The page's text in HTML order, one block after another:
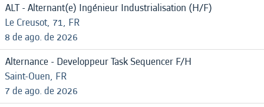
ALT - Alternant(e) Ingénieur Industrialisation (H/F)
Le Creusot, 71, FR
8 de ago. de 2026
Alternance - Developpeur Task Sequencer F/H
Saint-Ouen, FR
7 de ago. de 2026